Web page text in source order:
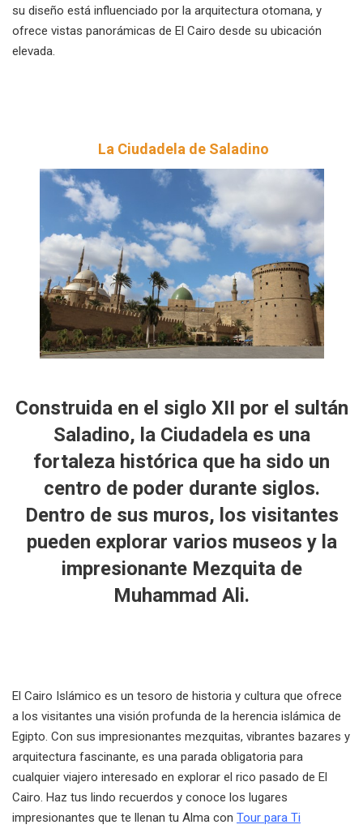
su diseño está influenciado por la arquitectura otomana, y
ofrece vistas panorámicas de El Cairo desde su ubicación
elevada.
La Ciudadela de Saladino
Construida en el siglo XII por el sultán
Saladino, la Ciudadela es una
fortaleza histórica que ha sido un
centro de poder durante siglos.
Dentro de sus muros, los visitantes
pueden explorar varios museos y la
impresionante Mezquita de
Muhammad Ali.
El Cairo Islámico es un tesoro de historia y cultura que ofrece
a los visitantes una visión profunda de la herencia islámica de
Egipto. Con sus impresionantes mezquitas, vibrantes bazares y
arquitectura fascinante, es una parada obligatoria para
cualquier viajero interesado en explorar el rico pasado de El
Cairo. Haz tus lindo recuerdos y conoce los lugares
impresionantes que te llenan tu Alma con Tour para Ti